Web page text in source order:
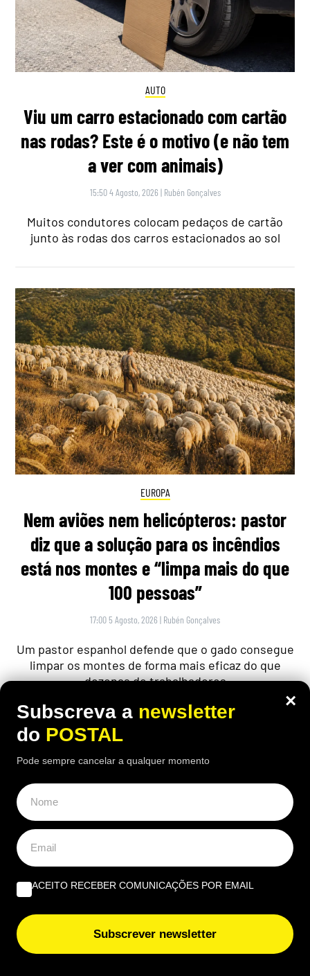
AUTO
Viu um carro estacionado com cartão
nas rodas? Este é o motivo (e não tem
a ver com animais)
15:50 4 Agosto, 2026 | Rubén Gonçalves
Muitos condutores colocam pedaços de cartão
junto às rodas dos carros estacionados ao sol
EUROPA
Nem aviões nem helicópteros: pastor
diz que a solução para os incêndios
está nos montes e “limpa mais do que
100 pessoas”
17:00 5 Agosto, 2026 | Rubén Gonçalves
Um pastor espanhol defende que o gado consegue
limpar os montes de forma mais eficaz do que
dezenas de trabalhadores
ALGARVE,GASTRONOMIA
“O verdadeiro sabor da Guia”: nesta
×
Subscreva a newsletter
do POSTAL
Pode sempre cancelar a qualquer momento
ACEITO RECEBER COMUNICAÇÕES POR EMAIL
Subscrever newsletter